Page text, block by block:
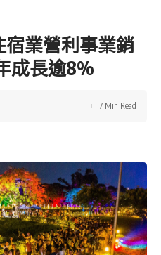
業營利事業銷
成長逾8%
7 Min Read